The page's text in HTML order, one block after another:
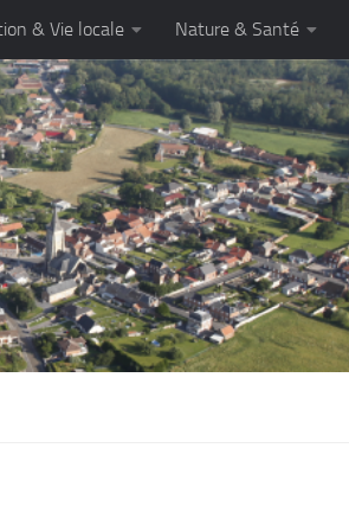
& Vie locale Nature & Santé